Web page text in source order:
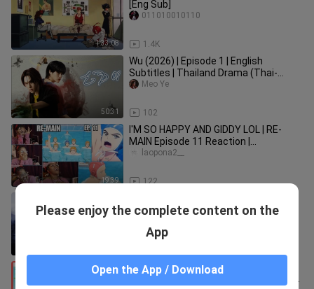
1:33:08
[Eng Sub]
1.4K
011010010110
50:31
Wu (2026) | Episode 1 | English
Subtitles | Thailand Drama (Thai-
Drama) 💗🇹🇭
102
Meo Ye
19:39
I'M SO HAPPY AND GIDDY LOL | RE-
MAIN Episode 11 Reaction |
Lalafluffbunny
122
laopona2__
ke ek chotay bachay “Sawan” ki kahani
Greeting Japanese with Romaji
Subtitle - How to greet in Japanese /
Please enjoy the complete content on the
App
Open the App / Download